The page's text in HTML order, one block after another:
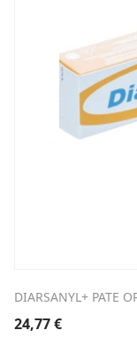
DIARSANYL+ PATE
24,77€